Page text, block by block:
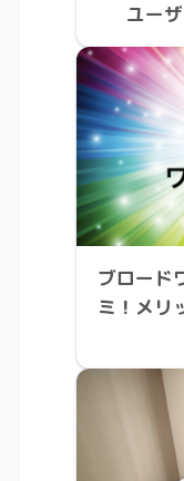
ユー
ブロード
ミ！メリ